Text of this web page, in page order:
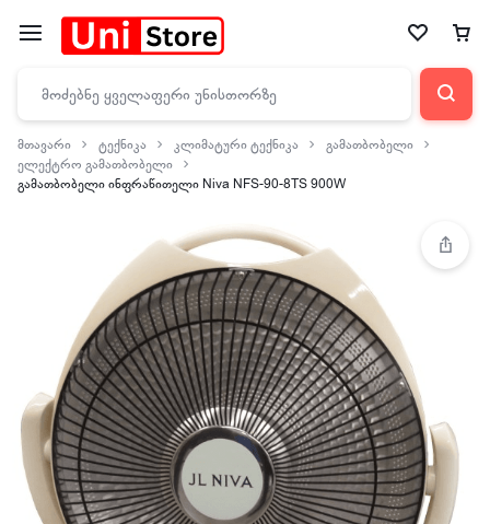
მთავარი ტექნიკა კლიმატური ტექნიკა
გამათბობელი
ელექტრო გამათბობელი
გამათბობელი ინფრაწითელი Niva NFS-90-8TS 900W